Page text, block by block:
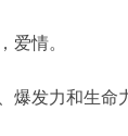
爱情。
爆发力和生命